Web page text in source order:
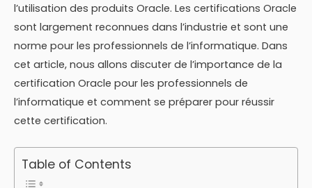
l’utilisation des produits Oracle. Les certifications Oracle
sont largement reconnues dans l’industrie et sont une
norme pour les professionnels de l’informatique. Dans
cet article, nous allons discuter de l’importance de la
certification Oracle pour les professionnels de
l’informatique et comment se préparer pour réussir
cette certification.
Table of Contents